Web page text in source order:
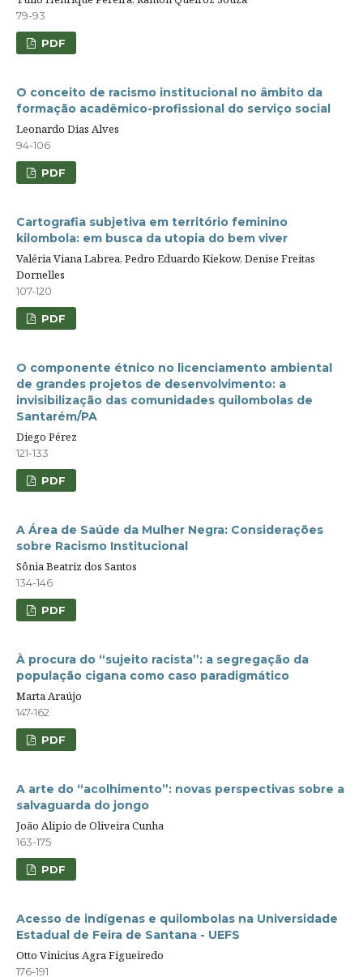
79-93
PDF
O conceito de racismo institucional no âmbito da
formação acadêmico-profissional do serviço social
Leonardo Dias Alves
94-106
PDF
Cartografia subjetiva em território feminino
kilombola: em busca da utopia do bem viver
Valéria Viana Labrea, Pedro Eduardo Kiekow, Denise Freitas
Dornelles
107-120
PDF
O componente étnico no licenciamento ambiental
de grandes projetos de desenvolvimento: a
invisibilização das comunidades quilombolas de
Santarém/PA
Diego Pérez
121-133
PDF
A Área de Saúde da Mulher Negra: Considerações
sobre Racismo Institucional
Sônia Beatriz dos Santos
134-146
PDF
À procura do “sujeito racista”: a segregação da
população cigana como caso paradigmático
Marta Araújo
147-162
PDF
A arte do “acolhimento”: novas perspectivas sobre a
salvaguarda do jongo
João Alipio de Oliveira Cunha
163-175
PDF
Acesso de indígenas e quilombolas na Universidade
Estadual de Feira de Santana - UEFS
Otto Vinicius Agra Figueiredo
176-191